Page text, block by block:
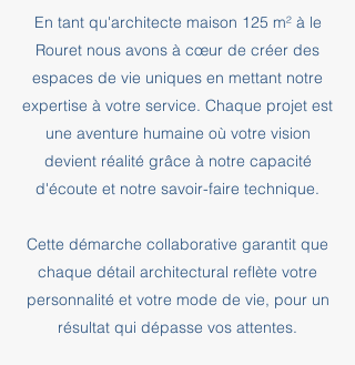
En tant qu'architecte maison 125 m² à le
Rouret nous avons à cœur de créer des
espaces de vie uniques en mettant notre
expertise à votre service. Chaque projet est
une aventure humaine où votre vision
devient réalité grâce à notre capacité
d'écoute et notre savoir-faire technique.
Cette démarche collaborative garantit que
chaque détail architectural reflète votre
personnalité et votre mode de vie, pour un
résultat qui dépasse vos attentes.